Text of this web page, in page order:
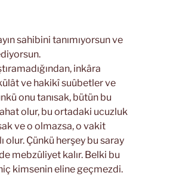
sahibini tanımıyorsun ve
inkâra
ve hakikî suûbetler ve
onu tanısak, bütün bu
olur, bu ortadaki ucuzluk
ve o olmazsa, o vakit
olur. Çünkü herşey bu saray
mebzûliyet kalır. Belki bu
kimsenin eline geçmezdi.